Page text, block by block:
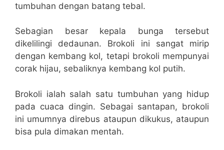
tumbuhan dengan batang tebal.
Sebagian besar kepala bunga tersebut
dikelilingi dedaunan. Brokoli ini sangat mirip
dengan kembang kol, tetapi brokoli mempunyai
corak hijau, sebaliknya kembang kol putih.
Brokoli ialah salah satu tumbuhan yang hidup
pada cuaca dingin. Sebagai santapan, brokoli
ini umumnya direbus ataupun dikukus, ataupun
bisa pula dimakan mentah.